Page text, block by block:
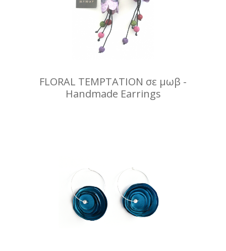
FLORAL TEMPTATION σε μωβ -
Handmade Earrings